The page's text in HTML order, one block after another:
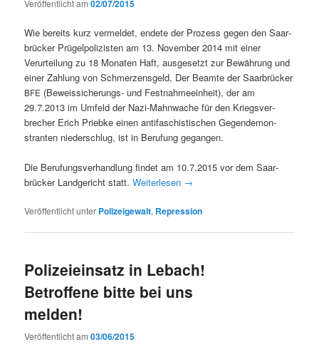
Veröffentlicht am02/07/2015
Wie bere­its kurz ver­meldet, endete der Prozess gegen den Saar­
brück­er Prügelpolizis­ten am 13. Novem­ber 2014 mit ein­er
Verurteilung zu 18 Monat­en Haft, aus­ge­set­zt zur Bewährung und
ein­er Zahlung von Schmerzens­geld. Der Beamte der Saar­brück­er
BFE (Beweis­sicherungs- und Fes­t­nah­meein­heit), der am
29.7.2013 im Umfeld der Nazi-Mah­nwache für den Kriegsver­
brech­er Erich Priebke einen antifaschis­tis­chen Gegen­demon­
stran­ten nieder­schlug, ist in Beru­fung gegangen.
Die Beru­fungsver­hand­lung find­et am 10.7.2015 vor dem Saar­
brück­er Landgericht statt.Weit­er­lesen →
Veröffentlicht unter Polizeigewalt, Repression
Polizeieinsatz in Lebach!
Betroffene bitte bei uns
melden!
Veröffentlicht am03/06/2015